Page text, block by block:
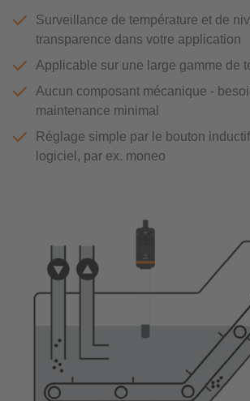
Surveillance de température et de
transparence dans votre application
Applicable sur une large gamme de
Aucun composant mécanique -
maintenance minimal
Réglage simple par le bouton
logiciel, par ex. moneo